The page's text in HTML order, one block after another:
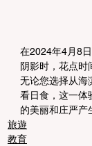
在2024年4月8
阴影时，花点时
无论您选择从海
看日食，这一体
的美丽和庄严产
旅遊
教育